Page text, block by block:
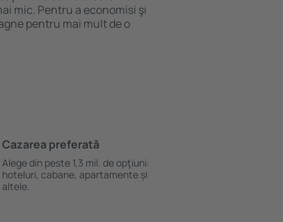
mic. Pentru a economisi şi
pentru mai mult de o
Cazarea preferată
Alege din peste 1,3 mil. de opţiuni:
hoteluri, cabane, apartamente și
altele.